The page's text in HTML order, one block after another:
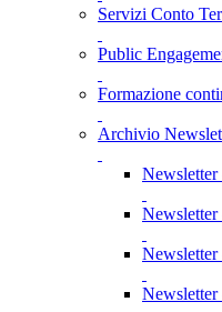
Servizi Conto
Public
Formazione
Archivio
Newsletter
Newsletter